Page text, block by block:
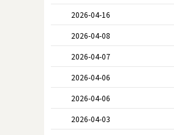
2026-04-16
2026-04-08
2026-04-07
2026-04-06
2026-04-06
2026-04-03